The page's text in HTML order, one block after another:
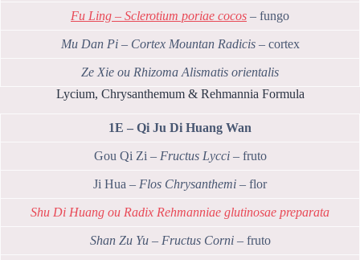
Fu Ling – Sclerotium poriae cocos – fungo
Mu Dan Pi – Cortex Mountan Radicis– cortex
Ze Xie ou Rhizoma Alismatis orientalis
Lycium, Chrysanthemum & Rehmannia Formula
1E – Qi Ju Di Huang Wan
Gou Qi Zi – Fructus Lycci– fruto
Ji Hua – Flos Chrysanthemi – flor
Shu Di Huang ou Radix Rehmanniae glutinosae preparata
Shan Zu Yu – Fructus Corni– fruto